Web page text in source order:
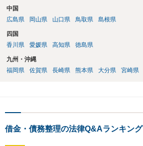
中国
広島県
岡山県 山口県 鳥取県 島根県
四国
香川県
愛媛県 高知県 徳島県
九州・沖縄
福岡県
佐賀県 長崎県 熊本県 大分県 宮崎県
借金・債務整理の法律Q&Aランキング